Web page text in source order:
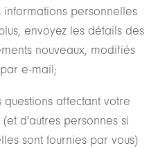
informations personnelles
envoyez les détails des
nouveaux, modifiés
e-mail;
affectant votre
d'autres personnes si
sont fournies par vous)